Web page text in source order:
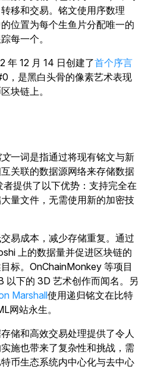
移和交易。铭文使用序数理
位置为每个生鱼片分配唯一的
每一个。
年 12 月 14 日创建了首个序言
，是黑白头骨的像素艺术表现
块链上。
一词是指通过将现有铭文与新
关联的数据源网络来存储数据
提供了以下优势：支持完全在
量文件，无需使用新的加密技
易成本，减少存储重复。通过
上的数据量并促进区块链的
标。OnChainMonkey 等项目
以下的 3D 艺术创作而闻名。 另
Marshall使用递归铭文在比特
网站永生。
储和高效交易处理提供了令人
施也带来了复杂性和挑战，需
币生态系统内中心化与去中心